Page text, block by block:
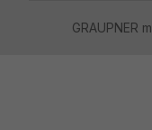
GRAUPNER